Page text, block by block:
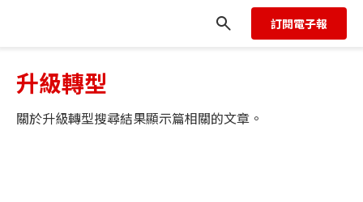
訂閱電子報
升級轉型
關於升級轉型搜尋結果顯示篇相關的文章。